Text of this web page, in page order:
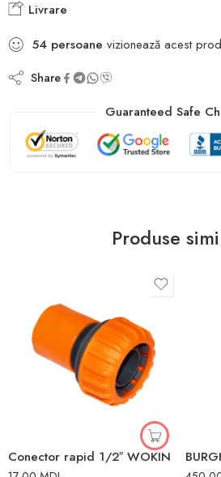
Livrare
54 persoane vizionează acest
Share
Guaranteed Safe
Produse
Conector rapid 1/2″ WOKIN